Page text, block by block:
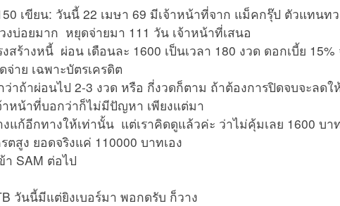
เขียน: วันนี้ 22 เมษา 69 มีเจ้าหน้าที่จาก แม็คกรุ๊ป ตัวแทนท
งบ่อยมาก หยุดจ่ายมา 111 วัน เจ้าหน้าที่เสนอ
สร้างหนี้ ผ่อน เดือนละ 1600 เป็นเวลา 180 งวด ดอกเบี้ย
าย เฉพาะบัตรเครดิต
ว่าถ้าผ่อนไป 2-3 งวด หรือ กี่งวดก็ตาม ถ้าต้องการปิดจบจะลด
าหน้าที่บอกว่าก็ไม่มีปัญหา เพียงแต่มา
งแก้อีกทางให้เท่านั้น แต่เราคิดดูแล้วค่ะ ว่าไม่คุ้มเลย 1600 บ
ตสูง ยอดจริงแค่ 110000 บาทเอง
า SAM ต่อไป
วันนี้มีแต่ยิงเบอร์มา พอกดรับ ก็วาง